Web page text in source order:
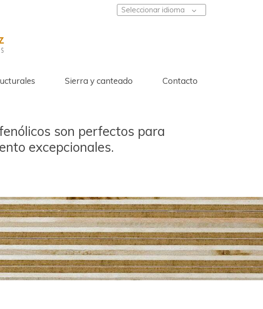
Seleccionar idioma
Sierra y canteado Contacto
son perfectos para
excepcionales.